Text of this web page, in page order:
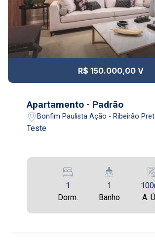
R$ 150.000,00 V
Apartamento - Padrão
Bonfim Paulista Ação - Ribeirão
Teste
1
Dorm.
1
Banho
A.